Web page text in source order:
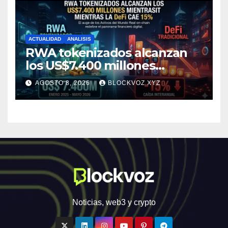
ACTUALIDAD ANALISIS
RWA tokenizados alcanzan
los US$7.400 millones
mientras la DeFi cae 15%
AGOSTO 8, 2026 BLOCKVOZ.XYZ
Noticias, web3 y crypto